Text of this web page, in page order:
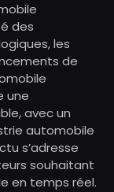
des
les
de
une
avec un
automobile
s’adresse
souhaitant
en temps réel.